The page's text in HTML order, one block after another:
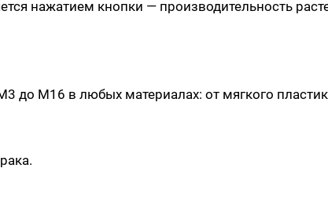
нажатием кнопки — производительность
до М16 в любых материалах: от мягкого